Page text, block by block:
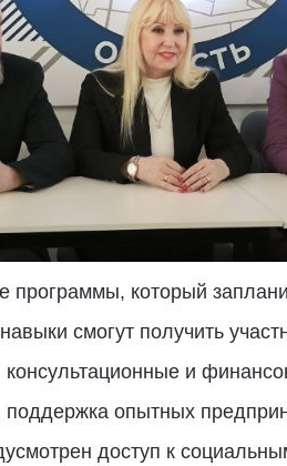
программы, который
смогут получить
и
опытных
доступ к